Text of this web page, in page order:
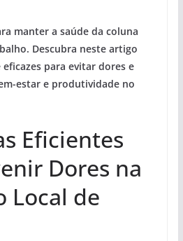
manter a saúde da coluna
Descubra neste artigo
para evitar dores e
estar e produtividade no
Eficientes
Dores na
Local de